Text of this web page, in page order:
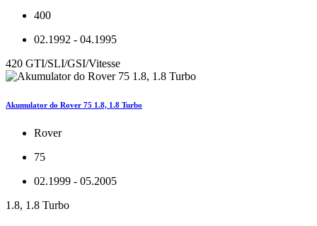
400
02.1992 - 04.1995
420 GTI/SLI/GSI/Vitesse
Akumulator do Rover 75 1.8, 1.8 Turbo
Rover
75
02.1999 - 05.2005
1.8, 1.8 Turbo